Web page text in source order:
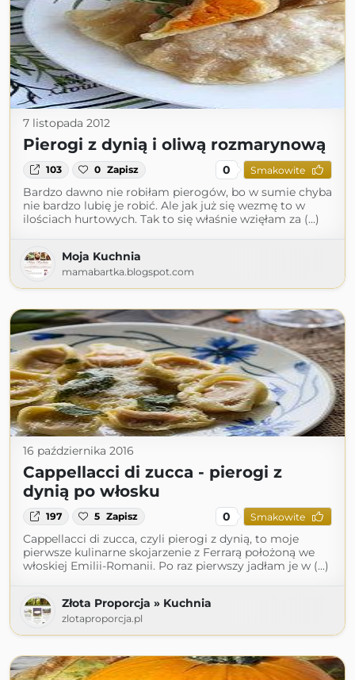
7 listopada 2012
Pierogi z dynią i oliwą rozmarynową
103 0 Zapisz 0 Smakowite
Bardzo dawno nie robiłam pierogów, bo w sumie chyba
nie bardzo lubię je robić. Ale jak już się wezmę to w
ilościach hurtowych. Tak to się właśnie wzięłam za (...)
Moja Kuchnia
mamabartka.blogspot.com
16 października 2016
Cappellacci di zucca - pierogi z
dynią po włosku
197 5 Zapisz 0 Smakowite
Cappellacci di zucca, czyli pierogi z dynią, to moje
pierwsze kulinarne skojarzenie z Ferrarą położoną we
włoskiej Emilii-Romanii. Po raz pierwszy jadłam je w (...)
Złota Proporcja » Kuchnia
zlotaproporcja.pl